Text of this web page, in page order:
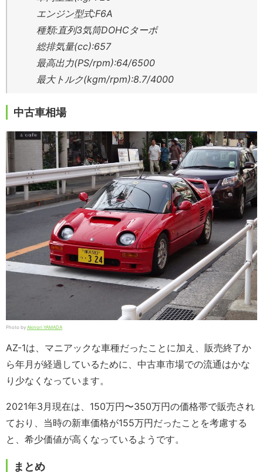
エンジン型式:F6A
種類:直列3気筒DOHCターボ
総排気量(cc):657
最高出力(PS/rpm):64/6500
最大トルク(kgm/rpm):8.7/4000
中古車相場
Photo by Akinori YAMADA
AZ-1は、マニアックな車種だったことに加え、販売終了か
ら年月が経過しているために、中古車市場での流通はかな
り少なくなっています。
2021年3月現在は、150万円〜350万円の価格帯で販売され
ており、当時の新車価格が155万円だったことを考慮する
と、希少価値が高くなっているようです。
まとめ